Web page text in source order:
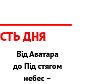
ДНЯ
Від Аватара
до Під стягом
небес –